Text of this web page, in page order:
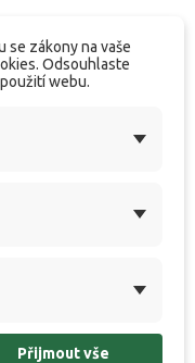
se zákony na vaše
Odsouhlaste
webu.
Přijmout vše